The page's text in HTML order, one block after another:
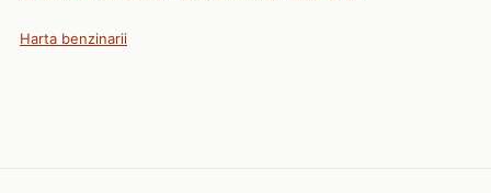
Harta benzinarii